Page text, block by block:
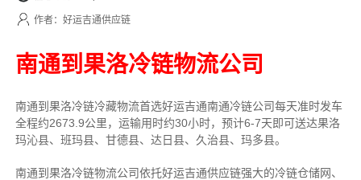
作者：好运吉通供应链
南通到果洛冷链物流公司
南通到果洛冷链冷藏物流首选好运吉通南通冷链公司每天准时发车
全程约2673.9公里，运输用时约30小时，预计6-7天即可送达果洛
玛沁县、班玛县、甘德县、达日县、久治县、玛多县。
南通到果洛冷链物流公司依托好运吉通供应链强大的冷链仓储网、